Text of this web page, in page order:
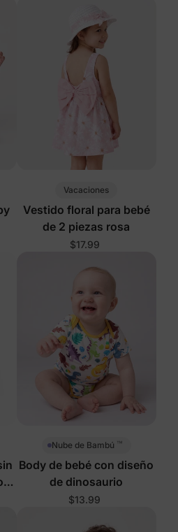
Vacaciones
Vestido floral para bebé
de 2 piezas rosa
$17.99
Nube de Bambú ™
Body de bebé con diseño
de dinosaurio
$13.99